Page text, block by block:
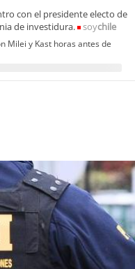
con el presidente electo de
de investidura.
soychile
Milei y Kast horas antes de